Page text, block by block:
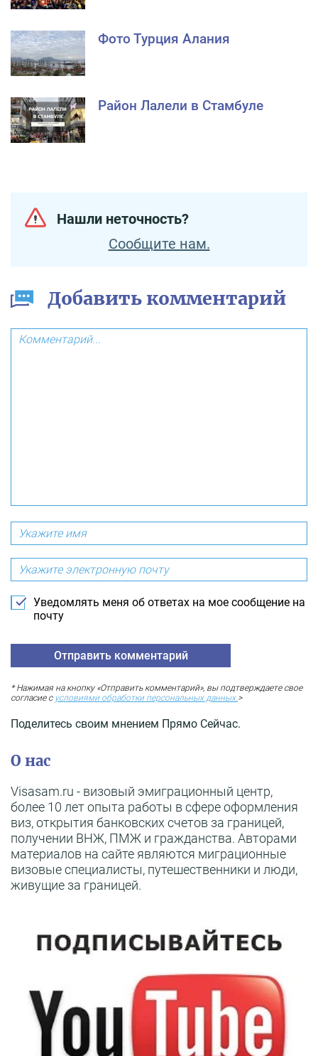
Фото Турция Алания
Район Лалели в Стамбуле
Нашли неточность?
Сообщите нам.
Добавить комментарий
Уведомлять меня об ответах на мое сообщение на
почту
* Нажимая на кнопку «Отправить комментарий», вы подтверждаете свое
согласие с условиями обработки персональных данных.>
Поделитесь своим мнением Прямо Сейчас.
О нас
Visasam.ru - визовый эмиграционный центр,
более 10 лет опыта работы в сфере оформления
виз, открытия банковских счетов за границей,
получении ВНЖ, ПМЖ и гражданства. Авторами
материалов на сайте являются миграционные
визовые специалисты, путешественники и люди,
живущие за границей.